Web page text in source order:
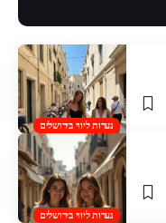
נערות ליווי בירושלים
נערות ליווי בירושלים